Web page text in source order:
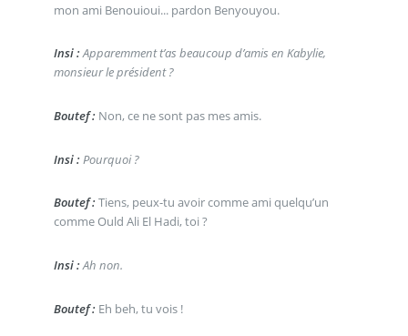
mon ami Benouioui... pardon Benyouyou.
Insi :Apparemment t’as beaucoup d’amis en Kabylie,
monsieur le président ?
Boutef : Non, ce ne sont pas mes amis.
Insi : Pourquoi ?
Boutef : Tiens, peux-tu avoir comme ami quelqu’un
comme Ould Ali El Hadi, toi ?
Insi :Ah non.
Boutef : Eh beh, tu vois !